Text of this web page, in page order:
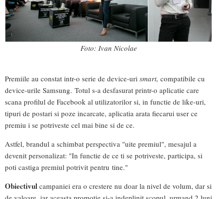
Foto: Ivan Nicolae
Premiile au constat intr-o serie de device-uri smart, compatibile cu
device-urile Samsung. Totul s-a desfasurat printr-o aplicatie care
scana profilul de Facebook al utilizatorilor si, in functie de like-uri,
tipuri de postari si poze incarcate, aplicatia arata fiecarui user ce
premiu i se potriveste cel mai bine si de ce.
Astfel, brandul a schimbat perspectiva "uite premiul", mesajul a
devenit personalizat: "In functie de ce ti se potriveste, participa, si
poti castiga premiul potrivit pentru tine."
Obiectivul campaniei era o crestere nu doar la nivel de volum, dar si